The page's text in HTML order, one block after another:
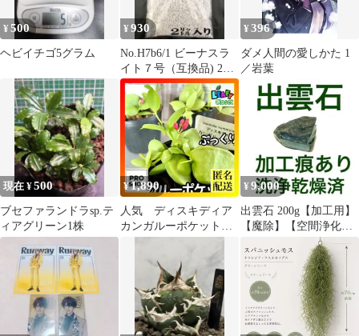
¥500
ヘビイチゴ5グラム
¥930
No.H7b6/1 ビーナスラ
イト７号（互換品) 2㍑
入り
¥396
ダメ人間の愛しかた 1
／岩葉
現在 ¥500
ブセファランドラsp.テ
ィアグリーン1株
¥1,890
人気 ディスキディア
カンガルーポケット
ット(個体おまかせ1
鉢)※花無し株あり 観
葉植物 インテリア 可愛
い かわいい 室内園芸
ピンク アリ植物 蟻植物
(500138)
¥ 9,000
出雲石 200g【加工用】
【魔除】【空間浄化】
【プロフ必読】